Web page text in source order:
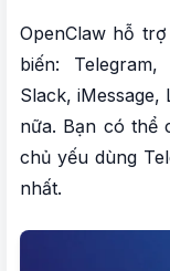
OpenClaw hỗ
biến:
Slack,
nữa. Bạn có thể
chủ yếu dùng
nhất.